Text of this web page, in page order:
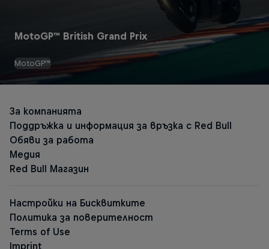
MotoGP™ British Grand Prix
MotoGP™
Енергийни напитки Red Bull
Red Bull Zero